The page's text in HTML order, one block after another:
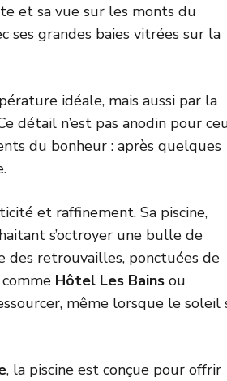
et sa vue sur les monts du
ses grandes baies vitrées sur la
idéale, mais aussi par la
détail n’est pas anodin pour
du bonheur : après quelques
et raffinement. Sa piscine,
s’octroyer une bulle de
des retrouvailles, ponctuées de
Hôtel Les Bains ou
même lorsque le soleil
, la piscine est conçue pour offrir